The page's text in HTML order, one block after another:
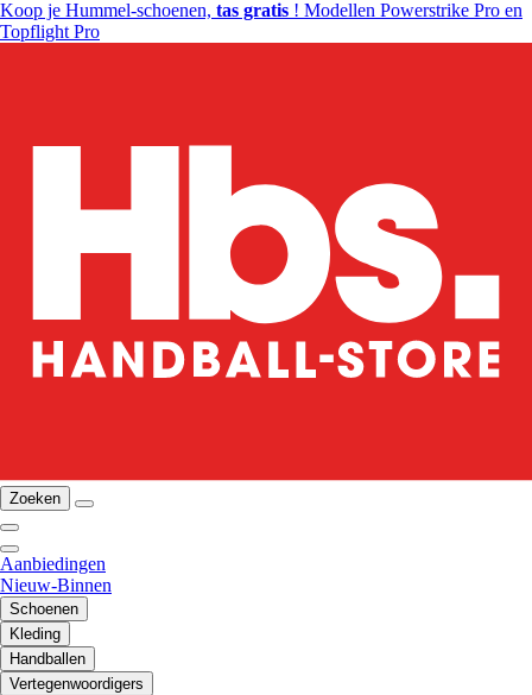
Koop je Hummel-schoenen, tas gratis ! Modellen Powerstrike Pro en
Topflight Pro
Zoeken
Aanbiedingen
Nieuw-Binnen
Schoenen
Kleding
Handballen
Vertegenwoordigers